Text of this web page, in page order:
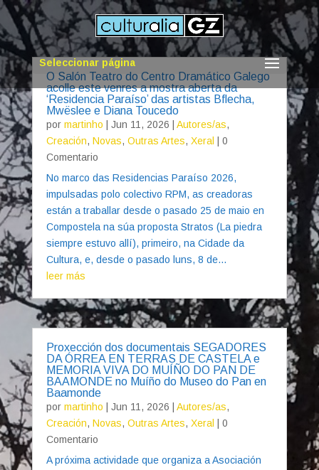
Seleccionar página
O Salón Teatro do Centro Dramático Galego
acolle este venres a mostra aberta da
‘Residencia Paraíso’ das artistas Bflecha,
Mwëslee e Diana Toucedo
por martinho Jun 11, 2026 Autores/as,
Creación, Novas, Outras Artes, Xeral
| 0
Comentario
No marco das Residencias Paraíso 2026,
impulsadas polo colectivo RPM, as creadoras
están a traballar desde o pasado 25 de maio en
Compostela na súa proposta Stratos (La piedra
siempre estuvo allí), primeiro, na Cidade da
Cultura, e, desde o pasado luns, 8 de...
leer más
Proxección dos documentais SEGADORES
DA ÓRREA EN TERRAS DE CASTELA e
MEMORIA VIVA DO MUÍÑO DO PAN DE
BAAMONDE no Muíño do Museo do Pan en
Baamonde
por martinho Jun 11, 2026 Autores/as,
Creación, Novas, Outras Artes, Xeral
| 0
Comentario
A próxima actividade que organiza a Asociación